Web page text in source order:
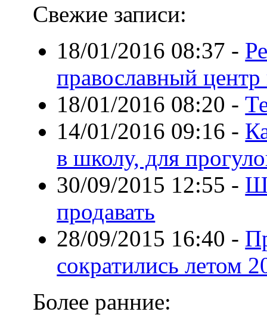
Свежие записи:
18/01/2016 08:37 -
православный
18/01/2016 08:20 -
14/01/2016 09:16 -
в школу, для
30/09/2015 12:55 -
продавать
28/09/2015 16:40 -
сократились летом
Более ранние: